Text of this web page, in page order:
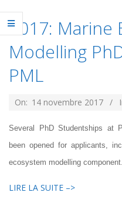
2017: Marine
Modelling
PML
2017-
14
On: 14 novembre 2017
Several PhD Studentships at
been opened for applicants,
ecosystem modelling component.
LIRE LA SUITE –>